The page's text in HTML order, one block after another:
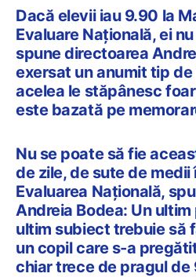
Dacă elevii iau 9.90 la
Evaluare Națională, ei
spune directoarea
exersat un anumit tip
acelea le stăpânesc
este bazată pe
Nu se poate să fie
de zile, de sute de medii
Evaluarea Națională,
Andreia Bodea: Un
ultim subiect trebuie să
un copil care s-a
chiar trece de pragul de